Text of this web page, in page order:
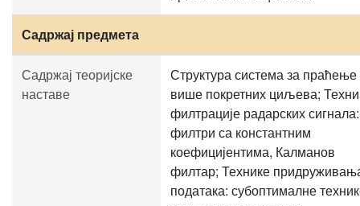
Садржај предмета
Садржај теоријске
наставе
Структура система за праћење
више покретних циљева;
филтрације радарских сигнала:
филтри са константним
коефицијентима, Калманов
филтар; Технике
података: субоптималне